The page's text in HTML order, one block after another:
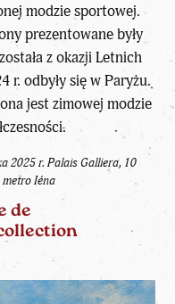
modzie sportowej.
prezentowane były
z okazji Letnich
r. odbyły się w Paryżu.
jest zimowej modzie
2025 r. Palais Galliera, 10
metro Iéna
de